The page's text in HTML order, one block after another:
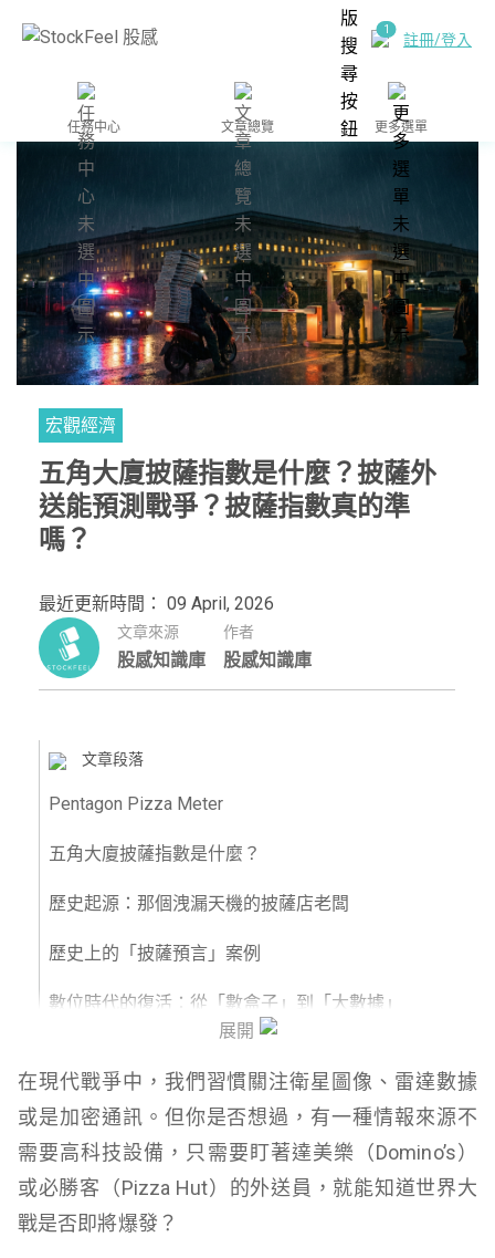
註冊/登入
任務中心 文章總覽 更多選單
宏觀經濟
五角大廈披薩指數是什麼？披薩外
送能預測戰爭？披薩指數真的準
嗎？
最近更新時間： 09 April, 2026
文章來源
股感知識庫
作者
股感知識庫
文章段落
Pentagon Pizza Meter
五角大廈披薩指數是什麼？
歷史起源：那個洩漏天機的披薩店老闆
歷史上的「披薩預言」案例
數位時代的復活：從「數盒子」到「大數據」
披薩指數真的準嗎？
結論：大數據下的幽默與警示
展開
在現代戰爭中，我們習慣關注衛星圖像、雷達數據
或是加密通訊。但你是否想過，有一種情報來源不
需要高科技設備，只需要盯著達美樂（Domino’s）
或必勝客（Pizza Hut）的外送員，就能知道世界大
戰是否即將爆發？